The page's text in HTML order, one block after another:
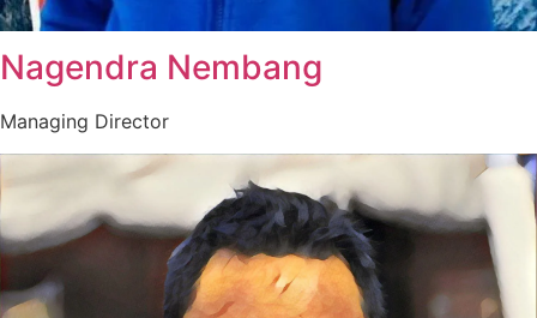
Nagendra Nembang
Managing Director